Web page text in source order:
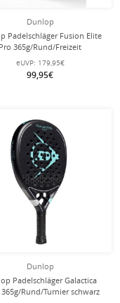
Dunlop
Padelschläger Fusion Elite
Pro 365g/Rund/Freizeit
schwarz/silber
eUVP: 179,95€
99,95€
Dunlop
Padelschläger Galactica
365g/Rund/Turnier schwarz